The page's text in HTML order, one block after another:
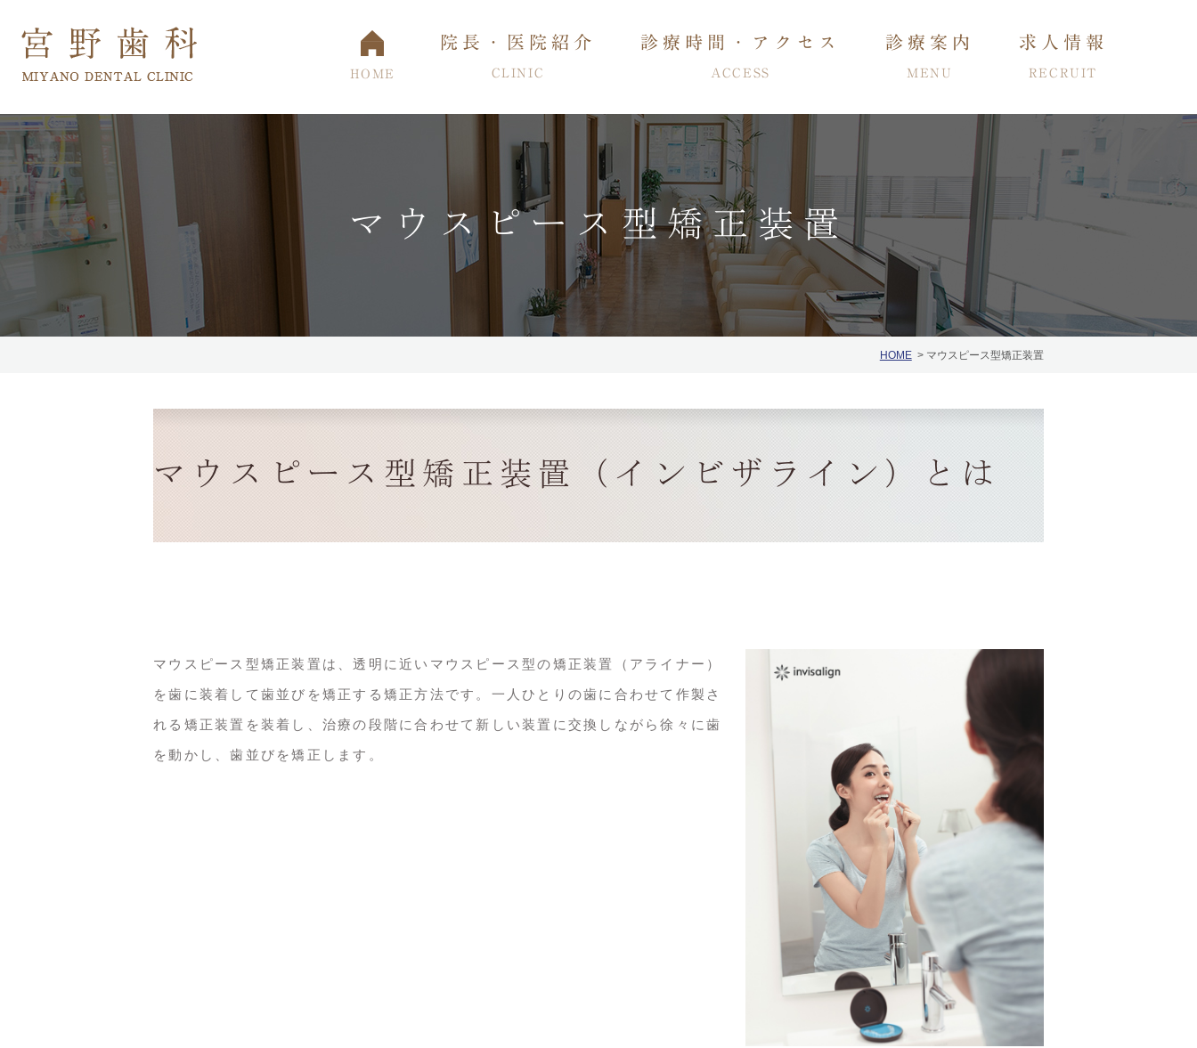
HOME
院長・医院紹介
CLINIC
院長・スタッフ 当院の特徴
診療時間・アクセス
ACCESS
診療案内
MENU
小児歯科 一般歯科・根管治療・入れ歯 歯周病治療・知覚過敏治療
小児・子供の矯正
マウスピース型矯正装置
予防・メンテナンス 審美治療 ホワイトニング
インプラント
口内炎治療 睡眠時無呼吸症候群治療
求人情報
RECRUIT
マウスピース型矯正装置
HOME マウスピース型矯正装置
マウスピース型矯正装置（インビザライン）とは
マウスピース型矯正装置は、透明に近いマウスピース型の矯正装置（アライナー）
を歯に装着して歯並びを矯正する矯正方法です。一人ひとりの歯に合わせて作製さ
れる矯正装置を装着し、治療の段階に合わせて新しい装置に交換しながら徐々に歯
を動かし、歯並びを矯正します。